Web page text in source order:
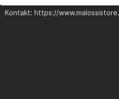
Kontakt: https://